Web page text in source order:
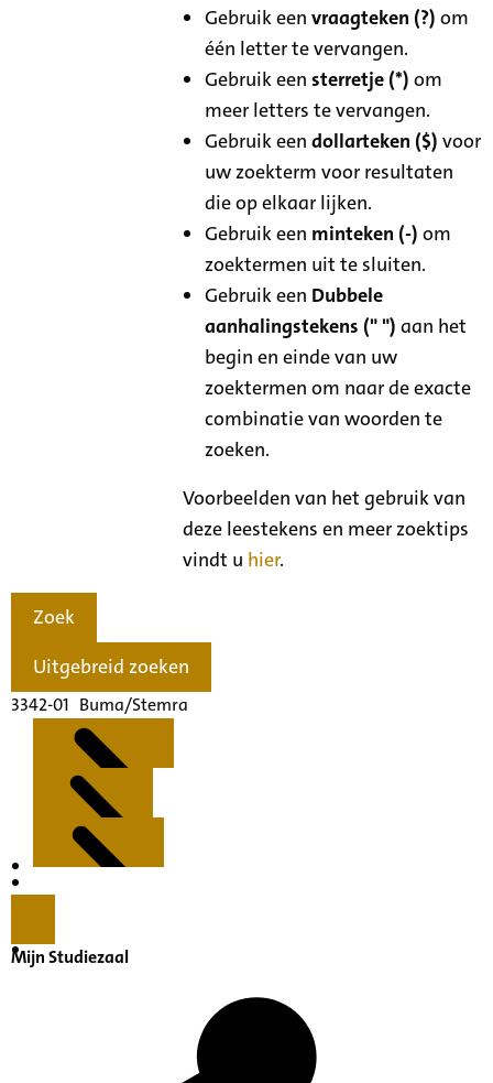
Gebruik eenvraagteken (?) om
één letter te vervangen.
Gebruik eensterretje (*) om
meer letters te vervangen.
Gebruik eendollarteken ($) voor
uw zoekterm voor resultaten
die op elkaar lijken.
Gebruik een minteken (-) om
zoektermen uit te sluiten.
Gebruik een Dubbele
aanhalingstekens (" ") aan het
begin en einde van uw
zoektermen om naar de exacte
combinatie van woorden te
zoeken.
Voorbeelden van het gebruik van
deze leestekens en meer zoektips
vindt u hier.
Zoek
Uitgebreid zoeken
3342-01 Buma/Stemra
Inventaris
Mijn Studiezaal